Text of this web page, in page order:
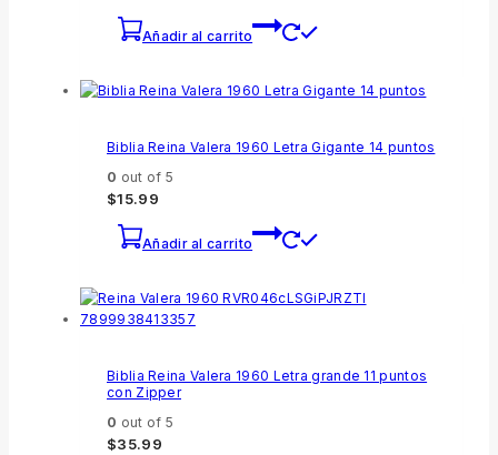
Añadir al carrito
Biblia Reina Valera 1960 Letra Gigante 14 puntos
0 out of 5
$15.99
Añadir al carrito
Biblia Reina Valera 1960 Letra grande 11 puntos
con Zipper
0 out of 5
$35.99